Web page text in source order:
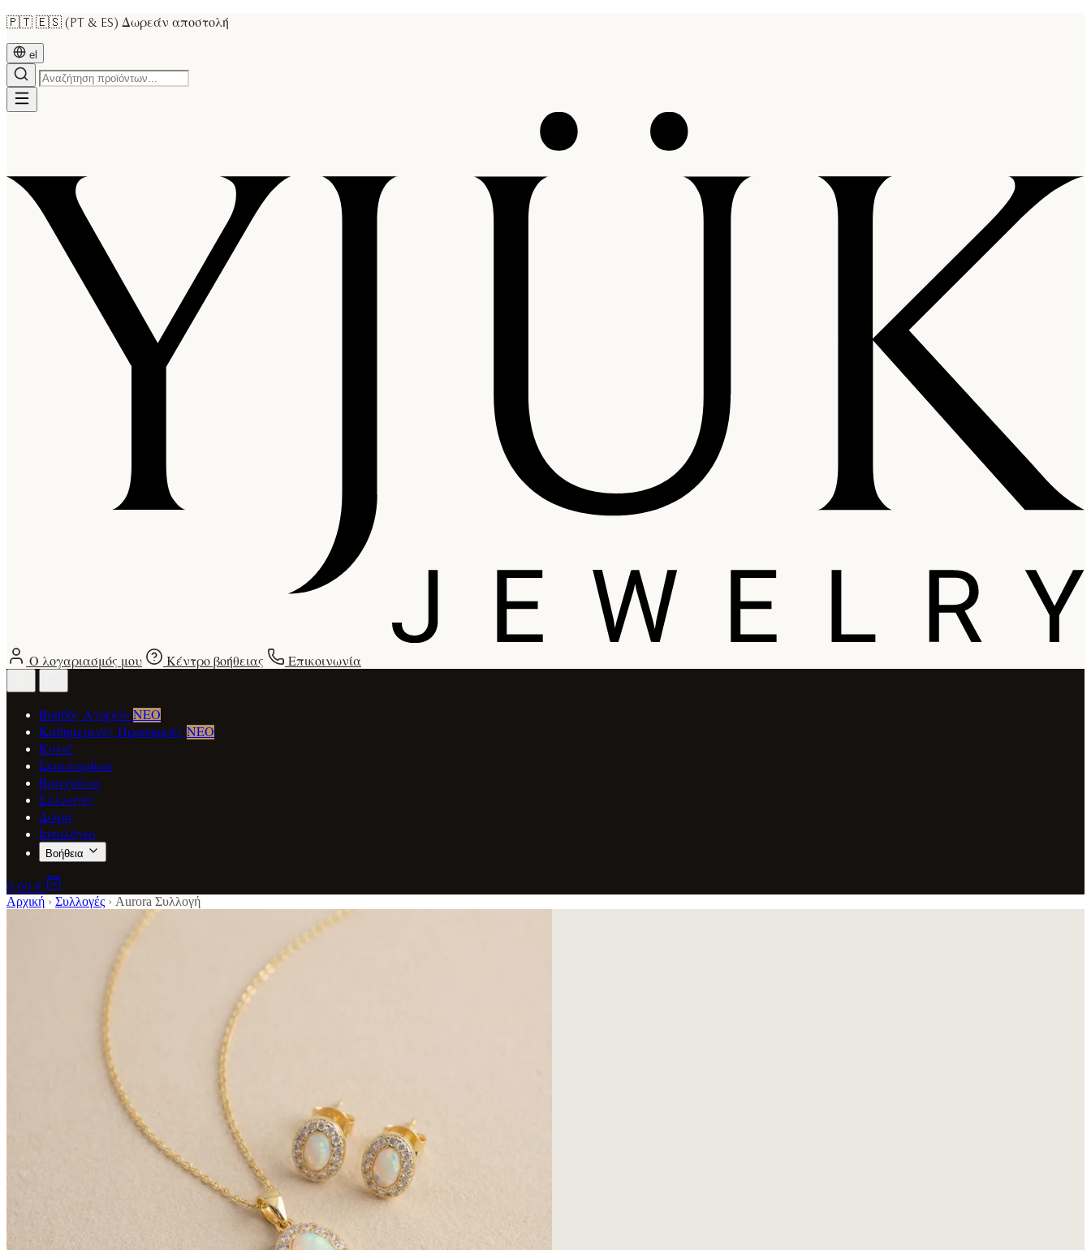
🇵🇹 🇪🇸 (PT & ES) Δωρεάν αποστολή
el
Ο λογαριασμός μου Κέντρο βοήθειας Επικοινωνία
Βοηθός Αγορών ΝΕΟ
Καθημερινές Προσφορές ΝΕΟ
Κολιέ
Σκουλαρίκια
Βραχιόλια
Συλλογές
Δώρα
Ιστολόγιο
Βοήθεια
0,00 €
Αρχική › Συλλογές › Aurora Συλλογή